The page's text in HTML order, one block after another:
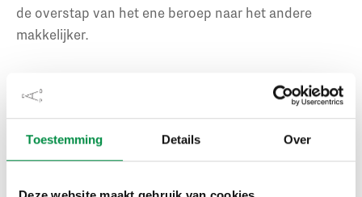
Toestemming Details Over
de overstap van het ene beroep naar het andere
makkelijker.
functiecatalogus. We stemmen hierover af met hr-
professionals van deelnemende sector(en), MBO
Raad en Regionale opleidingscentra (ROC’s) en
Vereniging Hogescholen en hbo-instellingen.